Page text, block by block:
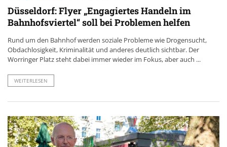
Düsseldorf: Flyer „Engagiertes Handeln im
Bahnhofsviertel“ soll bei Problemen helfen
Rund um den Bahnhof werden soziale Probleme wie Drogensucht,
Obdachlosigkeit, Kriminalität und anderes deutlich sichtbar. Der
Worringer Platz steht dabei immer wieder im Fokus, aber auch ...
WEITERLESEN